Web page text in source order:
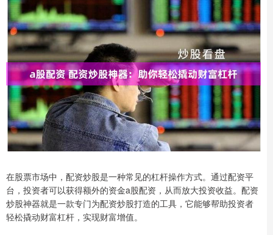
在股票市场中，配资炒股是一种常见的杠杆操作方式。通过配资平
台，投资者可以获得额外的资金a股配资，从而放大投资收益。配资
炒股神器就是一款专门为配资炒股打造的工具，它能够帮助投资者
轻松撬动财富杠杆，实现财富增值。